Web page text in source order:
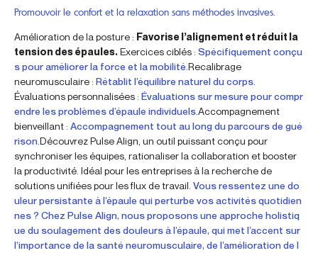
Promouvoir le confort et la relaxation sans méthodes invasives.
Amélioration de la posture : Favorise l’alignement et réduit la
tension des épaules.Exercices ciblés : Spécifiquement conçu
s pour améliorer la force et la mobilité.Recalibrage
neuromusculaire : Rétablit l’équilibre naturel du corps.
Évaluations personnalisées : Évaluations sur mesure pour compr
endre les problèmes d’épaule individuels.Accompagnement
bienveillant : Accompagnement tout au long du parcours de gué
rison.Découvrez Pulse Align, un outil puissant conçu pour
synchroniser les équipes, rationaliser la collaboration et booster
la productivité. Idéal pour les entreprises à la recherche de
solutions unifiées pour les flux de travail. Vous ressentez une do
uleur persistante à l’épaule qui perturbe vos activités quotidien
nes ? Chez Pulse Align, nous proposons une approche holistiq
ue du soulagement des douleurs à l’épaule, qui met l’accent sur
l’importance de la santé neuromusculaire, de l’amélioration de l